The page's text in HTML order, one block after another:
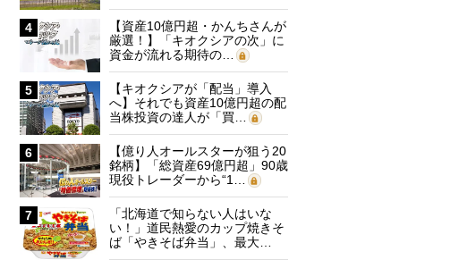
4
【資産10億円超・かんちさんが
厳選！】「キオクシアの次」に
資金が流れる期待の…
5
【キオクシアが「配当」導入
へ】それでも資産10億円超の配
当株投資の達人が「買…
6
【億り人オールスターが狙う20
銘柄】「総資産69億円超」90歳
現役トレーダーから“1…
7
「北海道で知らない人はいな
い！」道民熱愛のカップ焼きそ
ば「やきそば弁当」、最大…